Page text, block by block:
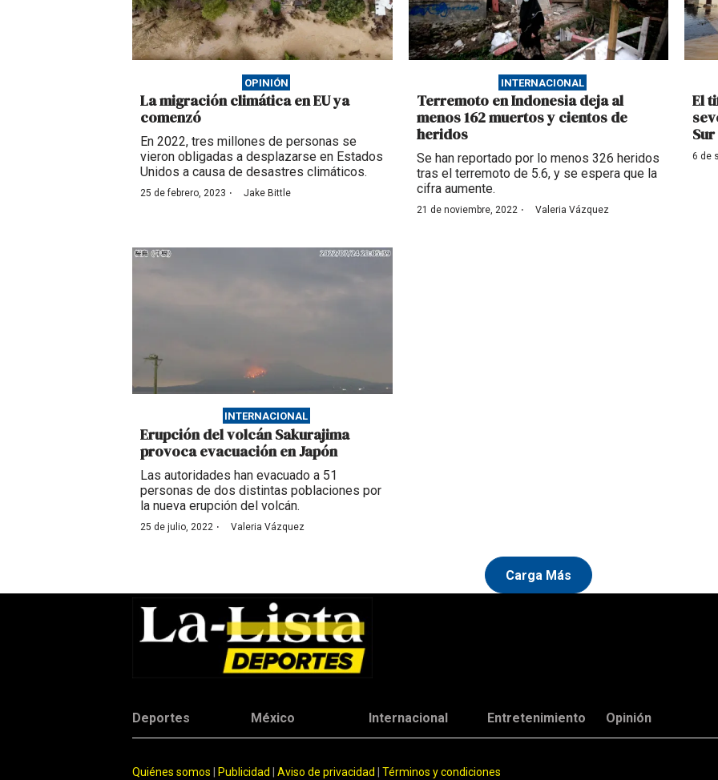
OPINIÓN
La migración climática en EU ya
comenzó
En 2022, tres millones de personas se
vieron obligadas a desplazarse en Estados
Unidos a causa de desastres climáticos.
25 de febrero, 2023 · Jake Bittle
INTERNACIONAL
Terremoto en Indonesia deja al
menos 162 muertos y cientos de
heridos
Se han reportado por lo menos 326 heridos
tras el terremoto de 5.6, y se espera que la
cifra aumente.
21 de noviembre, 2022· Valeria Vázquez
El
Sur
6 de
INTERNACIONAL
Erupción del volcán Sakurajima
provoca evacuación en Japón
Las autoridades han evacuado a 51
personas de dos distintas poblaciones por
la nueva erupción del volcán.
25 de julio, 2022 · Valeria Vázquez
Carga Más
Deportes México Internacional Entretenimiento Opinión
Quiénes somos Publicidad Aviso de privacidad Términos y condiciones